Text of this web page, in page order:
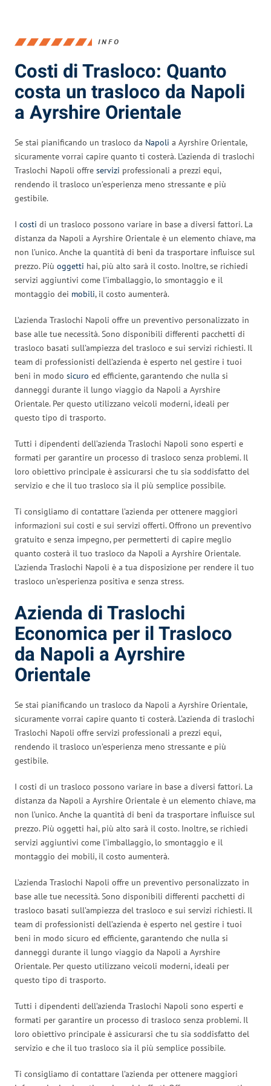
INFO
Costi di Trasloco: Quanto
costa un trasloco da Napoli
a Ayrshire Orientale
Se stai pianificando un trasloco da Napoli a Ayrshire Orientale,
sicuramente vorrai capire quanto ti costerà. L’azienda di traslochi
Traslochi Napoli offre servizi professionali a prezzi equi,
rendendo il trasloco un’esperienza meno stressante e più
gestibile.
I costi di un trasloco possono variare in base a diversi fattori. La
distanza da Napoli a Ayrshire Orientale è un elemento chiave, ma
non l’unico. Anche la quantità di beni da trasportare influisce sul
prezzo. Più oggetti hai, più alto sarà il costo. Inoltre, se richiedi
servizi aggiuntivi come l’imballaggio, lo smontaggio e il
montaggio dei mobili, il costo aumenterà.
L’azienda Traslochi Napoli offre un preventivo personalizzato in
base alle tue necessità. Sono disponibili differenti pacchetti di
trasloco basati sull’ampiezza del trasloco e sui servizi richiesti. Il
team di professionisti dell’azienda è esperto nel gestire i tuoi
beni in modo sicuro ed efficiente, garantendo che nulla si
danneggi durante il lungo viaggio da Napoli a Ayrshire
Orientale. Per questo utilizzano veicoli moderni, ideali per
questo tipo di trasporto.
Tutti i dipendenti dell’azienda Traslochi Napoli sono esperti e
formati per garantire un processo di trasloco senza problemi. Il
loro obiettivo principale è assicurarsi che tu sia soddisfatto del
servizio e che il tuo trasloco sia il più semplice possibile.
Ti consigliamo di contattare l’azienda per ottenere maggiori
informazioni sui costi e sui servizi offerti. Offrono un preventivo
gratuito e senza impegno, per permetterti di capire meglio
quanto costerà il tuo trasloco da Napoli a Ayrshire Orientale.
L’azienda Traslochi Napoli è a tua disposizione per rendere il tuo
trasloco un’esperienza positiva e senza stress.
Azienda di Traslochi
Economica per il Trasloco
da Napoli a Ayrshire
Orientale
Se stai pianificando un trasloco da Napoli a Ayrshire Orientale,
sicuramente vorrai capire quanto ti costerà. L’azienda di traslochi
Traslochi Napoli offre servizi professionali a prezzi equi,
rendendo il trasloco un’esperienza meno stressante e più
gestibile.
I costi di un trasloco possono variare in base a diversi fattori. La
distanza da Napoli a Ayrshire Orientale è un elemento chiave, ma
non l’unico. Anche la quantità di beni da trasportare influisce sul
prezzo. Più oggetti hai, più alto sarà il costo. Inoltre, se richiedi
servizi aggiuntivi come l’imballaggio, lo smontaggio e il
montaggio dei mobili, il costo aumenterà.
L’azienda Traslochi Napoli offre un preventivo personalizzato in
base alle tue necessità. Sono disponibili differenti pacchetti di
trasloco basati sull’ampiezza del trasloco e sui servizi richiesti. Il
team di professionisti dell’azienda è esperto nel gestire i tuoi
beni in modo sicuro ed efficiente, garantendo che nulla si
danneggi durante il lungo viaggio da Napoli a Ayrshire
Orientale. Per questo utilizzano veicoli moderni, ideali per
questo tipo di trasporto.
Tutti i dipendenti dell’azienda Traslochi Napoli sono esperti e
formati per garantire un processo di trasloco senza problemi. Il
loro obiettivo principale è assicurarsi che tu sia soddisfatto del
servizio e che il tuo trasloco sia il più semplice possibile.
Ti consigliamo di contattare l’azienda per ottenere maggiori